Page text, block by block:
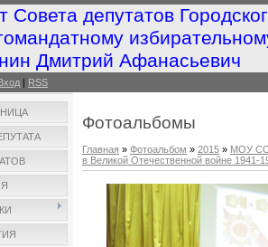
Совета депутатов
Дмитрий Афанасьевич
| RSS
Фотоальбомы
Главная » Фотоальбом » 2015 » МОУ
в Великой Отечественной войне 1941-